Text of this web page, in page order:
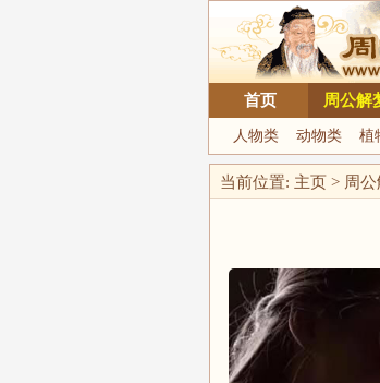
首页 周公解
人物类 动物类 植
当前位置: 主页 > 周